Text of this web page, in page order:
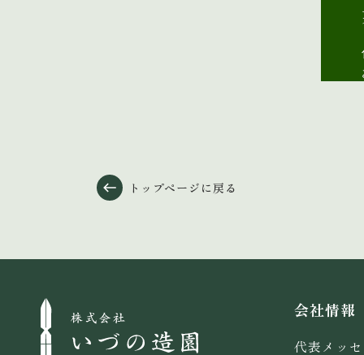
トップページに戻る
会社情報
代表メッ